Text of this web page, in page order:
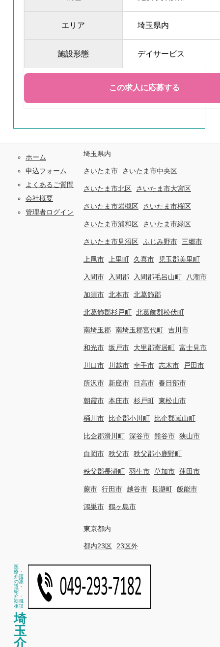
エリア 埼玉県内
施設形態 デイサービス
ホーム
申込フォーム
よくあるご質問
会社概要
管理者ログイン
埼玉県内
さいたま市 さいたま市中央区
さいたま市北区 さいたま市大宮区
さいたま市岩槻区 さいたま市桜区
さいたま市浦和区 さいたま市緑区
さいたま市見沼区 ふじみ野市 三郷市
上尾市 上里町 久喜市 児玉郡美里町
入間市 入間郡 入間郡毛呂山町 八潮市
加須市 北本市 北葛飾郡
北葛飾郡杉戸町 北葛飾郡松伏町
南埼玉郡 南埼玉郡宮代町 吉川市
和光市 坂戸市 大里郡寄居町 富士見市
川口市 川越市 幸手市 志木市 戸田市
所沢市 新座市 日高市 春日部市
朝霞市 本庄市 杉戸町 東松山市
桶川市 比企郡小川町 比企郡嵐山町
比企郡滑川町 深谷市 熊谷市 狭山市
白岡市 秩父市 秩父郡小鹿野町
秩父郡長瀞町 羽生市 草加市 蓮田市
蕨市 行田市 越谷市 長瀞町 飯能市
鴻巣市 鶴ヶ島市
東京都内
都内23区 23区外
医
療・
介護
の派
遣・
紹
介・
転職
相談
埼
玉
介